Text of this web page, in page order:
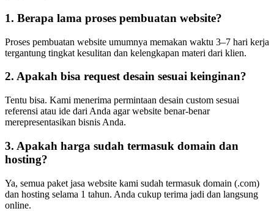
1. Berapa lama proses pembuatan website?
Proses pembuatan website umumnya memakan waktu 3–7 hari kerja
tergantung tingkat kesulitan dan kelengkapan materi dari klien.
2. Apakah bisa request desain sesuai keinginan?
Tentu bisa. Kami menerima permintaan desain custom sesuai
referensi atau ide dari Anda agar website benar-benar
merepresentasikan bisnis Anda.
3. Apakah harga sudah termasuk domain dan
hosting?
Ya, semua paket jasa website kami sudah termasuk domain (.com)
dan hosting selama 1 tahun. Anda cukup terima jadi dan langsung
online.